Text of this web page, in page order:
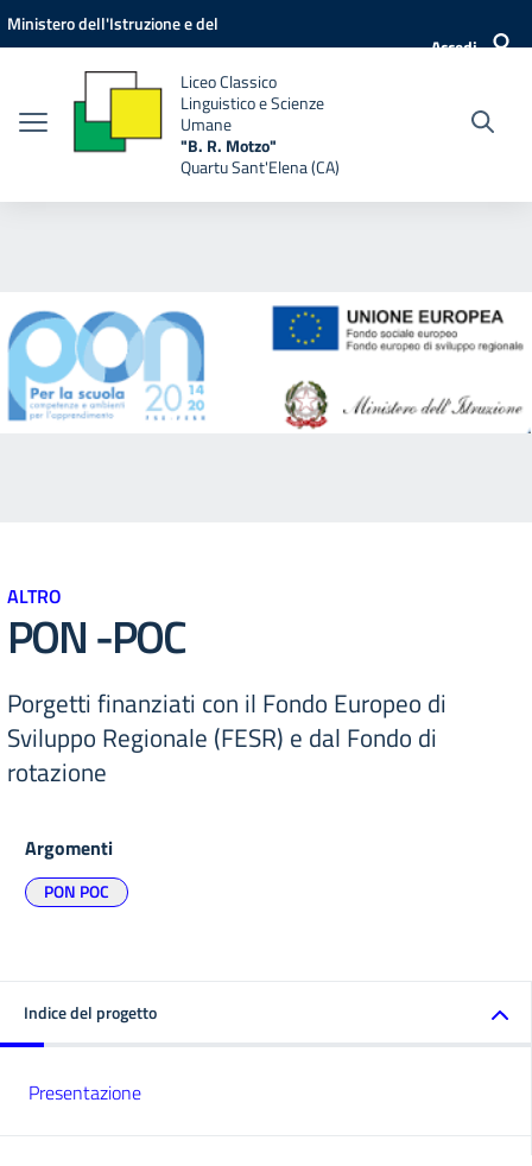
Vai ai contenuti
Vai al menu di navigazione
Vai al footer
Ministero dell'Istruzione e del
Accedi
Liceo Classico
Linguistico e Scienze
Umane
"B. R. Motzo"
Quartu Sant'Elena (CA)
ALTRO
PON -POC
Porgetti finanziati con il Fondo Europeo di
Sviluppo Regionale (FESR) e dal Fondo di
rotazione
Argomenti
PON POC
Indice del progetto
Presentazione